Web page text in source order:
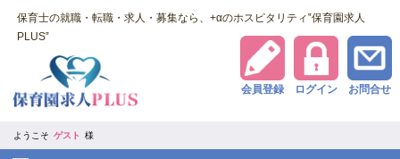
保育士の就職・転職・求人・募集なら、+αのホスピタリティ‟保育園求人
PLUS‟
会員登録 ログイン お問合せ
ようこそ ゲスト 様